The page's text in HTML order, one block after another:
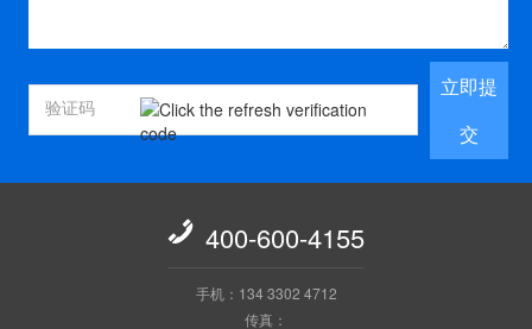
立即提
交
 400-600-4155
手机：134 3302 4712
传真：